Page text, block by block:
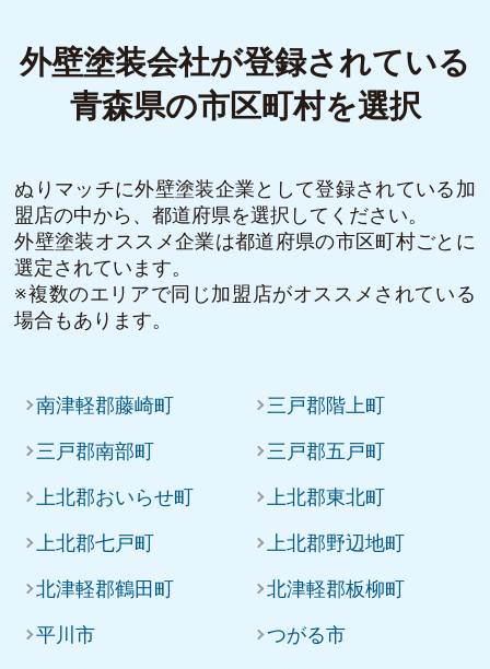
外壁塗装会社が登録されている
青森県の市区町村を選択
ぬりマッチに外壁塗装企業として登録されている加
盟店の中から、都道府県を選択してください。
外壁塗装オススメ企業は都道府県の市区町村ごとに
選定されています。
※複数のエリアで同じ加盟店がオススメされている
場合もあります。
南津軽郡藤崎町 三戸郡階上町
三戸郡南部町 三戸郡五戸町
上北郡おいらせ町 上北郡東北町
上北郡七戸町 上北郡野辺地町
北津軽郡鶴田町 北津軽郡板柳町
平川市 つがる市